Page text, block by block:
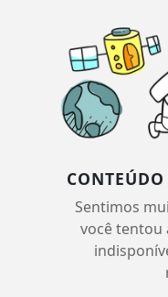
Sentimos
você tentou